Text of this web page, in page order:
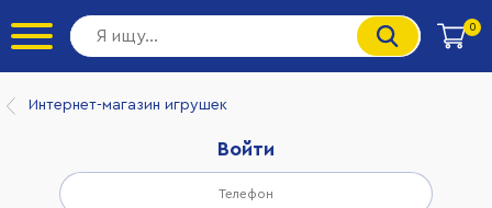
0
Интернет-магазин игрушек
Войти